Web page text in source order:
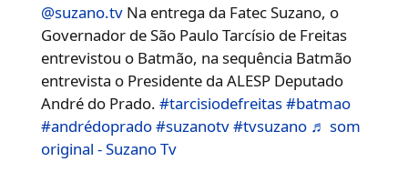
@suzano.tv Na entrega da Fatec Suzano, o
Governador de São Paulo Tarcísio de Freitas
entrevistou o Batmão, na sequência Batmão
entrevista o Presidente da ALESP Deputado
André do Prado.#tarcisiodefreitas#batmao
#andrédoprado#suzanotv#tvsuzano ♬ som
original - Suzano Tv